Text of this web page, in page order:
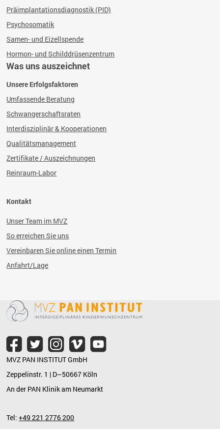
Präimplantationsdiagnostik (PID)
Psychosomatik
Samen- und Eizellspende
Hormon- und Schilddrüsenzentrum
Was uns auszeichnet
Unsere Erfolgsfaktoren
Umfassende Beratung
Schwangerschaftsraten
Interdisziplinär & Kooperationen
Qualitätsmanagement
Zertifikate / Auszeichnungen
Reinraum-Labor
Kontakt
Unser Team im MVZ
So erreichen Sie uns
Vereinbaren Sie online einen Termin
Anfahrt/Lage
MVZ PAN INSTITUT GmbH
Zeppelinstr. 1 | D–50667 Köln
An der PAN Klinik am Neumarkt
Tel:+49 221 2776 200